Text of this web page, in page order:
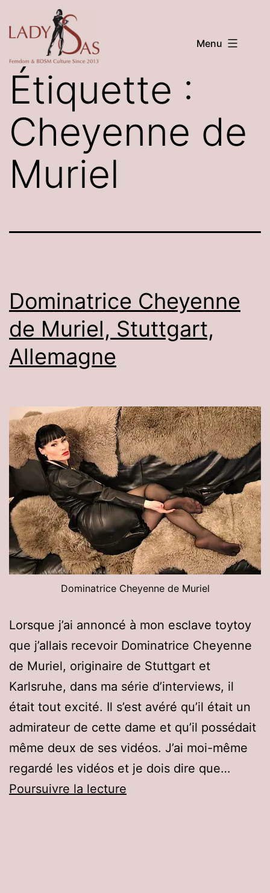
au
SAS
Menu
Étiquette :
Cheyenne de
Muriel
Dominatrice Cheyenne
de Muriel, Stuttgart,
Allemagne
Dominatrice Cheyenne de Muriel
Lorsque j’ai annoncé à mon esclave toytoy
que j’allais recevoir Dominatrice Cheyenne
de Muriel, originaire de Stuttgart et
Karlsruhe, dans ma série d’interviews, il
était tout excité. Il s’est avéré qu’il était un
admirateur de cette dame et qu’il possédait
même deux de ses vidéos. J’ai moi-même
regardé les vidéos et je dois dire que…
Poursuivre la lecture